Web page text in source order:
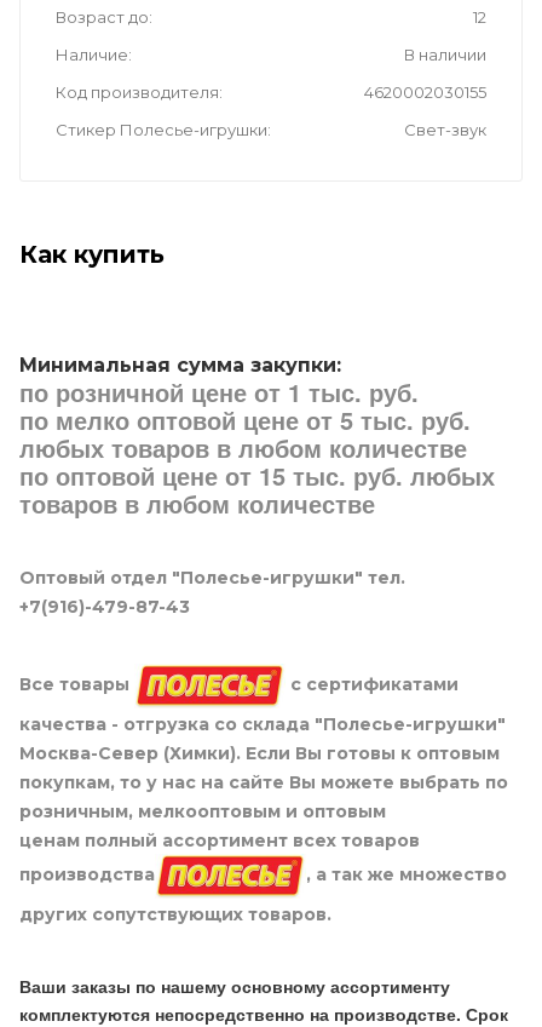
Возраст до
12
Наличие
В наличии
Код производителя
4620002030155
Стикер Полесье-игрушки
Свет-звук
Как купить
Минимальная сумма закупки:
по розничной цене от 1 тыс. руб.
по мелко оптовой цене от 5 тыс. руб.
любых товаров в любом количестве
по оптовой цене от 15 тыс. руб. любых
товаров в любом количестве
Оптовый отдел "Полесье-игрушки" тел.
+7(916)-479-87-43
Все товары
с сертификатами
качества - отгрузка со склада "Полесье-игрушки"
Москва-Север (Химки). Если Вы готовы к оптовым
покупкам, то у нас на сайте Вы можете выбрать по
розничным, мелкооптовым и оптовым
ценам полный ассортимент всех товаров
производства
, а так же множество
других сопутствующих товаров.
Ваши заказы по нашему основному ассортименту
комплектуются непосредственно на производстве. Срок